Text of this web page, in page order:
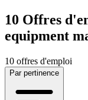
10 Offres
equipment
10 offres d'emploi
Par pertinence